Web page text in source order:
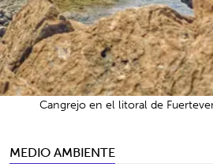
MEDIO AMBIENTE
Cangrejo en el litoral de